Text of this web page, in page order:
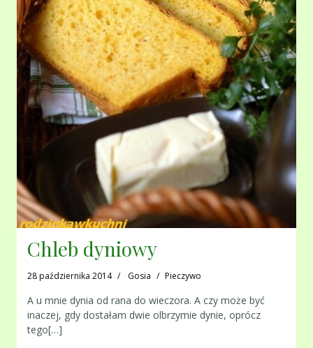
Chleb dyniowy
28 października 2014 Gosia Pieczywo
A u mnie dynia od rana do wieczora. A czy może być
inaczej, gdy dostałam dwie olbrzymie dynie, oprócz
tego[…]